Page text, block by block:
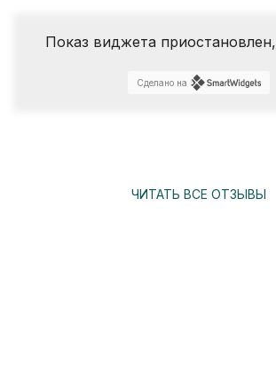
Показ виджета приостановлен,
Сделано на
ЧИТАТЬ ВСЕ ОТЗЫВЫ